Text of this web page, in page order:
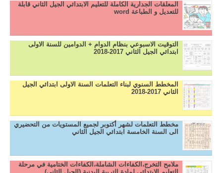
المعلقات الجدارية الكاملة للتعليم الابتدائي الجيل الثاني قابلة
للتعديل و الطباعة word
التوقيت الاسبوعي بنظام الدوام + الدوامين للسنة الاولى
ابتدائي الجيل الثاني 2017-2018
المخطط السنوي لبناء التعلمات السنة الاولى ابتدائي الجيل
الثاني 2017-2018
مخطط التعلمات لشهر أكتوبر لجميع المستويات من التحضيري
الى السنة الخامسة ابتدائي الجيل الثاني
ملامح التخرج،الكفاءات الشاملة،الكفاءات الختامية في مرحلة